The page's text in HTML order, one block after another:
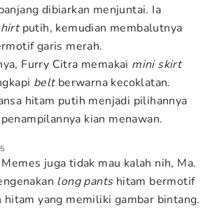
dibiarkan menjuntai. Ia
putih, kemudian membalutnya
garis merah.
Furry Citra memakai mini skirt
beltberwarna kecoklatan.
hitam putih menjadi pilihannya
kian menawan.
juga tidak mau kalah nih, Ma.
long pantshitam bermotif
hitam yang memiliki gambar bintang.